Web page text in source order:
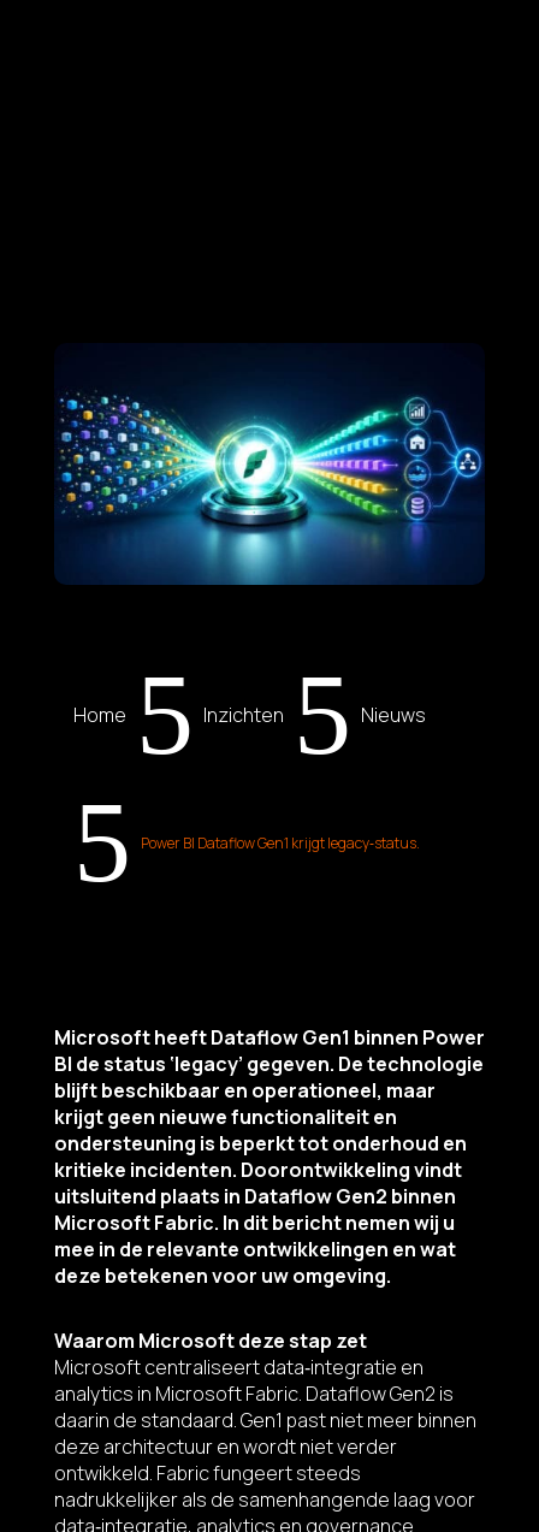
Home 5 Inzichten 5 Nieuws
5 Power BI Dataflow Gen1 krijgt legacy‑status.
Microsoft heeft Dataflow Gen1 binnen Power
BI de status ‘legacy’ gegeven. De technologie
blijft beschikbaar en operationeel, maar
krijgt geen nieuwe functionaliteit en
ondersteuning is beperkt tot onderhoud en
kritieke incidenten. Doorontwikkeling vindt
uitsluitend plaats in Dataflow Gen2 binnen
Microsoft Fabric. In dit bericht nemen wij u
mee in de relevante ontwikkelingen en wat
deze betekenen voor uw omgeving.
Waarom Microsoft deze stap zet
Microsoft centraliseert data‑integratie en
analytics in Microsoft Fabric. Dataflow Gen2 is
daarin de standaard. Gen1 past niet meer binnen
deze architectuur en wordt niet verder
ontwikkeld. Fabric fungeert steeds
nadrukkelijker als de samenhangende laag voor
data‑integratie, analytics en governance.